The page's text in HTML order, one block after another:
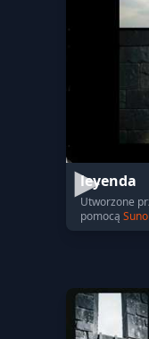
leyenda
Utworzone
pomocą